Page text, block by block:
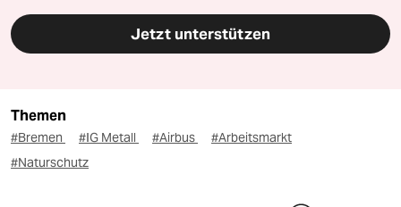
Jetzt unterstützen
Themen
#Bremen #IG Metall #Airbus
#Arbeitsmarkt
#Naturschutz